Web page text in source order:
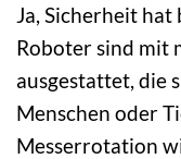
Ja, Sicherheit
Roboter sind mit
ausgestattet, die
Menschen oder
Messerrotation